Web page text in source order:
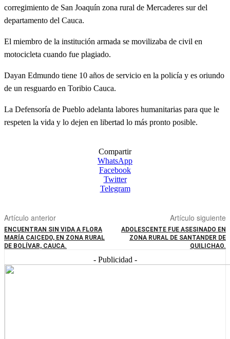
corregimiento de San Joaquín zona rural de Mercaderes sur del
departamento del Cauca.
El miembro de la institución armada se movilizaba de civil en
motocicleta cuando fue plagiado.
Dayan Edmundo tiene 10 años de servicio en la policía y es oriundo
de un resguardo en Toribio Cauca.
La Defensoría de Pueblo adelanta labores humanitarias para que le
respeten la vida y lo dejen en libertad lo más pronto posible.
Compartir
WhatsApp
Facebook
Twitter
Telegram
Artículo anterior
ENCUENTRAN SIN VIDA A FLORA
MARÍA CAICEDO, EN ZONA RURAL
DE BOLÍVAR, CAUCA.
Artículo siguiente
ADOLESCENTE FUE ASESINADO EN
ZONA RURAL DE SANTANDER DE
QUILICHAO.
- Publicidad -